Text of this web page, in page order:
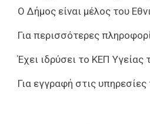
Ο Δήμος είναι μέλος του
Για περισσότερες
Έχει ιδρύσει το ΚΕΠ
Για εγγραφή στις